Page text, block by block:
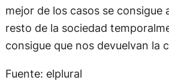
mejor de los casos se consigue
resto de la sociedad
consigue que nos devuelvan la
Fuente: elplural